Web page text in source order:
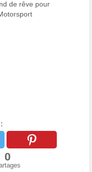
de rêve pour
0